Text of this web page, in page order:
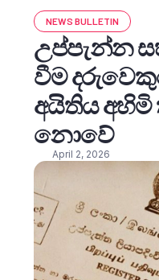
NEWS BULLETIN
උප්පැන්න
වීම
අයිතිය
නොවේ
April 2, 2026